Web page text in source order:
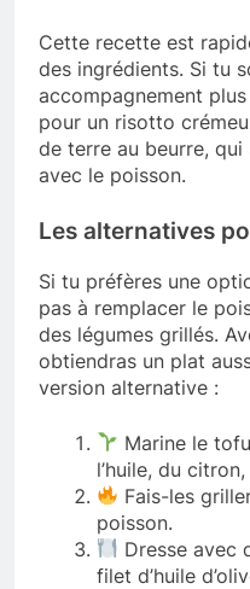
Cette recette est
des ingrédients. Si tu
accompagnement
pour un risotto
de terre au beurre,
avec le poisson.
Les alternatives
Si tu préfères une
pas à remplacer le
des légumes grillés.
obtiendras un plat
version alternative :
Marine le
l’huile, du
Fais-les
poisson.
Dresse avec
filet d’huile